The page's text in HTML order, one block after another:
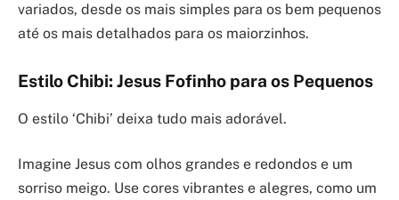
variados, desde os mais simples para os bem pequenos
até os mais detalhados para os maiorzinhos.
Estilo Chibi: Jesus Fofinho para os Pequenos
O estilo ‘Chibi’ deixa tudo mais adorável.
Imagine Jesus com olhos grandes e redondos e um
sorriso meigo. Use cores vibrantes e alegres, como um